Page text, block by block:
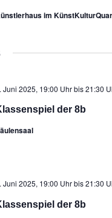
im
Juni 2025, 19:00 Uhrbis21:30
der 8b
Juni 2025, 19:00 Uhrbis21:30
der 8b